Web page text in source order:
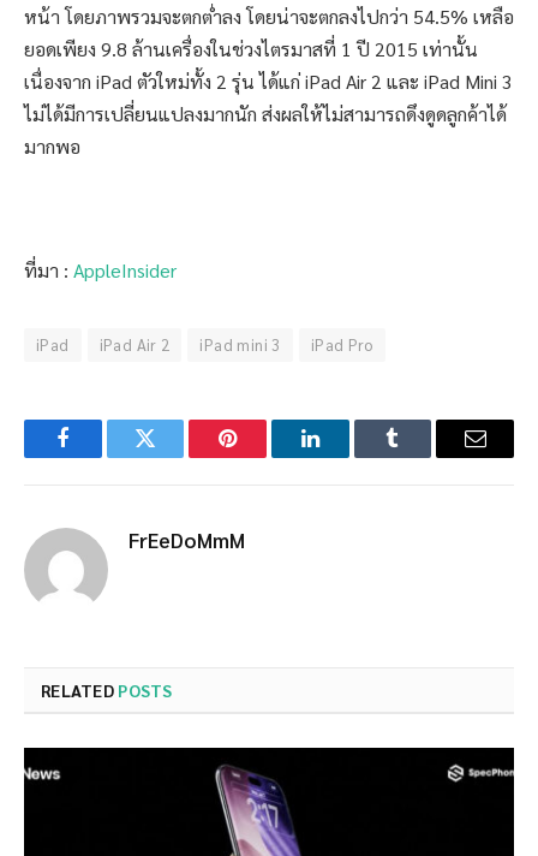
หน้า โดยภาพรวมจะตกต่ำลง โดยน่าจะตกลงไปกว่า 54.5% เหลือ
ยอดเพียง 9.8 ล้านเครื่องในช่วงไตรมาสที่ 1 ปี 2015 เท่านั้น
เนื่องจาก iPad ตัวใหม่ทั้ง 2 รุ่น ได้แก่ iPad Air 2 และ iPad Mini 3
ไม่ได้มีการเปลี่ยนแปลงมากนัก ส่งผลให้ไม่สามารถดึงดูดลูกค้าได้
มากพอ
ที่มา : AppleInsider
iPad iPad Air 2 iPad mini 3 iPad Pro
FacebookTwitter Pinterest LinkedInTumblr Email
FrEeDoMmM
RELATED POSTS